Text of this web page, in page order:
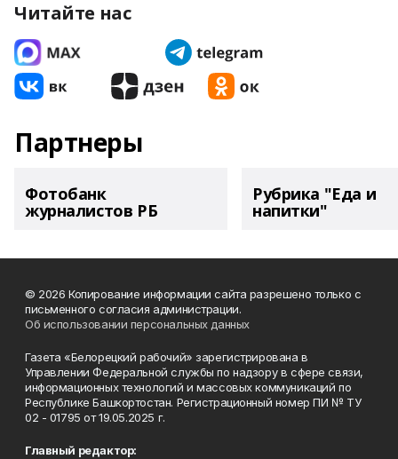
Читайте нас
Партнеры
Фотобанк
журналистов РБ
Рубрика "Еда и
напитки"
© 2026 Копирование информации сайта разрешено только с
письменного согласия администрации.
Об использовании персональных данных
Газета «Белорецкий рабочий» зарегистрирована в
Управлении Федеральной службы по надзору в сфере связи,
информационных технологий и массовых коммуникаций по
Республике Башкортостан. Регистрационный номер ПИ № ТУ
02 - 01795 от 19.05.2025 г.
Главный редактор: